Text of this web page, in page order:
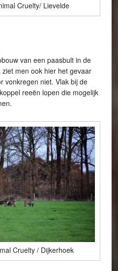
Cruelty/ Lievelde
van een paasbult in de
men ook hier het gevaar
vonkregen niet. Vlak bij de
reeën lopen die mogelijk
Cruelty / Dijkerhoek